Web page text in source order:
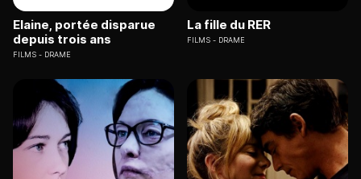
Elaine, portée disparue
depuis trois ans
FILMS DRAME
La fille du RER
FILMS DRAME